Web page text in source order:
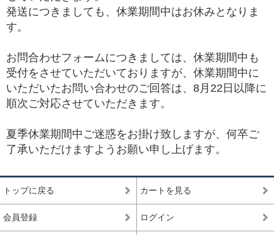
発送につきましても、休業期間中はお休みとなりま
す。
お問合わせフォームにつきましては、休業期間中も
受付をさせていただいておりますが、休業期間中に
いただいたお問い合わせのご回答は、8月22日以降に
順次ご対応させていただきます。
夏季休業期間中ご迷惑をお掛け致しますが、何卒ご
了承いただけますようお願い申し上げます。
トップに戻る カートを見る
会員登録 ログイン